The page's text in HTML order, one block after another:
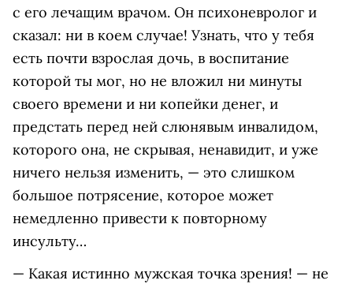
с его лечащим врачом. Он психоневролог и
сказал: ни в коем случае! Узнать, что у тебя
есть почти взрослая дочь, в воспитание
которой ты мог, но не вложил ни минуты
своего времени и ни копейки денег, и
предстать перед ней слюнявым инвалидом,
которого она, не скрывая, ненавидит, и уже
ничего нельзя изменить, — это слишком
большое потрясение, которое может
немедленно привести к повторному
инсульту…
— Какая истинно мужская точка зрения! — не